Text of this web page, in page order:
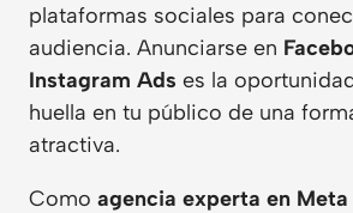
plataformas sociales para
audiencia. Anunciarse en
Instagram Ads es la
huella en tu público de una
atractiva.
Como agencia experta en Meta